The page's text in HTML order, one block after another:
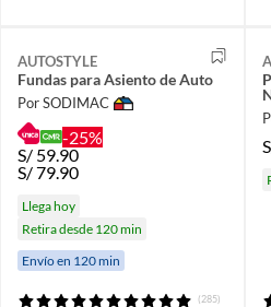
AUTOSTYLE
Fundas para Asiento de Auto
Por SODIMAC
-25%
S/ 59.90
S/79.90
Llega hoy
Retira desde 120 min
Envío en 120 min
(285)